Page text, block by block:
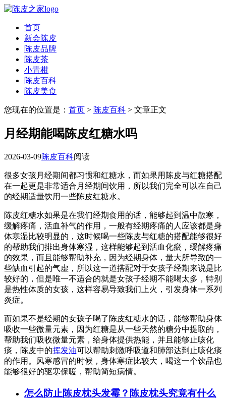
首页
新会陈皮
陈皮品牌
陈皮茶
小青柑
陈皮百科
陈皮美食
您现在的位置是： 首页 > 陈皮百科 > 文章正文
月经期能喝陈皮红糖水吗
2026-03-09陈皮百科阅读
很多女孩月经期间都习惯和红糖水，而如果用陈皮与红糖搭配
在一起更是非常适合月经期间饮用，所以我们完全可以在自己
的经期适量饮用一些陈皮红糖水。
陈皮红糖水如果是在我们经期食用的话，能够起到温中散寒，
缓解疼痛，活血补气的作用，一般有经期疼痛的人应该都是身
体寒湿比较明显的，这时候喝一些陈皮与红糖的搭配能够很好
的帮助我们排出身体寒湿，这样能够起到活血化瘀，缓解疼痛
的效果，而且能够帮助补充，因为经期身体，量大所导致的一
些缺血引起的气虚，所以这一道搭配对于女孩子经期来说是比
较好的，但是唯一不适合的就是女孩子经期不能喝太多，特别
是热性体质的女孩，这样容易导致我们上火，引发身体一系列
炎症。
而如果不是经期的女孩子喝了陈皮红糖水的话，能够帮助身体
吸收一些微量元素，因为红糖是从一些天然的糖分中提取的，
帮助我们吸收微量元素，给身体提供热能，并且能够止咳化
痰，陈皮中的挥发油可以帮助刺激呼吸道和肺部达到止咳化痰
的作用。风寒感冒的时候，身体寒症比较大，喝这一个饮品也
能够很好的驱寒保暖，帮助简短病情。
怎么防止陈皮枕头发霉？陈皮枕头究竟有什么